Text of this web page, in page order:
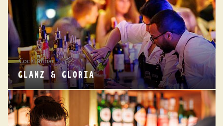
Cocktailbar
GLANZ & GLORIA